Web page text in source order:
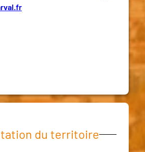
du territoire